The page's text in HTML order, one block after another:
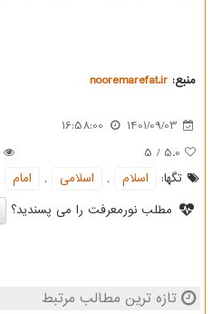
منبع: nooremarefat.ir
1401/09/03
16:58:00
5.0
/
5
تگها:
اسلام , اسلامی , امام
مطلب نورمعرفت را می پسندید؟
تازه ترین مطالب مرتبط